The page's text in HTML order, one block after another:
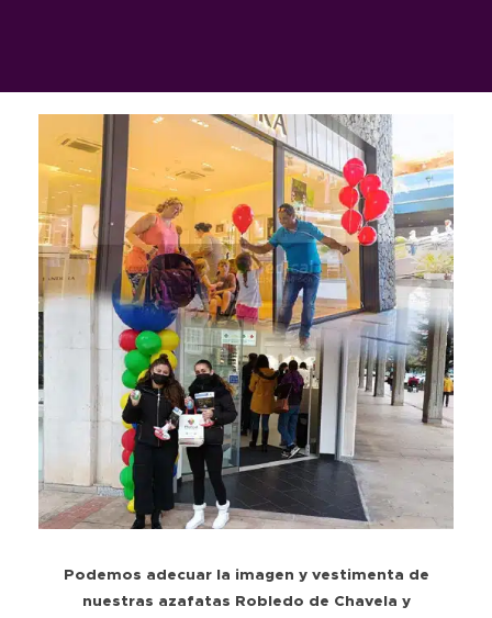
Podemos adecuar la imagen y vestimenta de
nuestras azafatas Robledo de Chavela y